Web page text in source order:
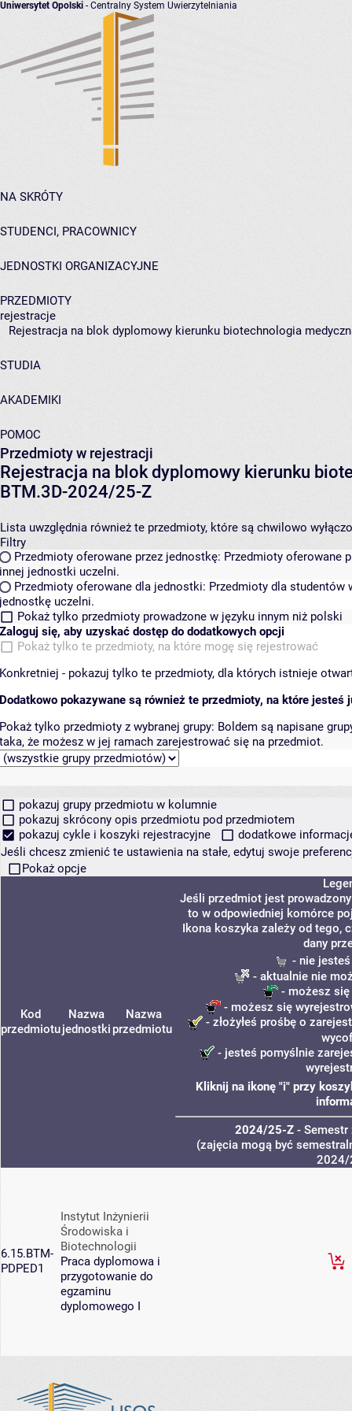
Uniwersytet Opolski - Centralny System Uwierzytelniania
NA SKRÓTY
STUDENCI, PRACOWNICY
JEDNOSTKI ORGANIZACYJNE
PRZEDMIOTY
rejestracje
Rejestracja na blok dyplomowy kierunku biotechnologia
STUDIA
AKADEMIKI
POMOC
Przedmioty w rejestracji
Rejestracja na blok dyplomowy kierunku
BTM.3D-2024/25-Z
Lista uwzględnia również te przedmioty, które są chwilowo
Filtry
Przedmioty oferowane przez jednostkę: Przedmioty oferowane
innej jednostki uczelni.
Przedmioty oferowane dla jednostki: Przedmioty dla studentów
jednostkę uczelni.
Pokaż tylko przedmioty prowadzone w języku innym niż polski
Zaloguj się, aby uzyskać dostęp do dodatkowych opcji
Pokaż tylko te przedmioty, na które mogę się rejestrować
Konkretniej - pokazuj tylko te przedmioty, dla których istnieje
Dodatkowo pokazywane są również te przedmioty, na które jesteś
Pokaż tylko przedmioty z wybranej grupy: Boldem są napisane
taka, że możesz w jej ramach zarejestrować się na przedmiot.
pokazuj grupy przedmiotu w kolumnie
pokazuj skrócony opis przedmiotu pod przedmiotem
pokazuj cykle i koszyki rejestracyjne
dodatkowe
Jeśli chcesz zmienić te ustawienia na stałe, edytuj swoje
Pokaż opcje
Kod
przedmiotu
Nazwa
jednostki
Nazwa
przedmiotu
Jeśli przedmiot jest
to w odpowiedniej komórce
Ikona koszyka zależy od tego,
dany
- nie
- aktualnie nie
- możesz
- możesz się
- złożyłeś prośbę o
- jesteś pomyślnie
Kliknij na ikonę "i" przy
2024/25-Z- Semestr
(zajęcia mogą być
2024/
6.15.BTM-
PDPED1
Instytut Inżynierii
Środowiska i
Biotechnologii
Praca dyplomowa i
przygotowanie do
egzaminu
dyplomowego I